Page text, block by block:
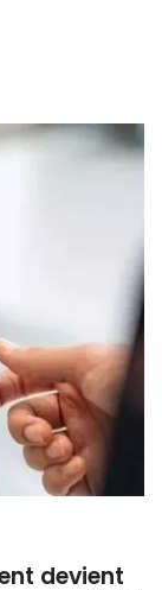
devient